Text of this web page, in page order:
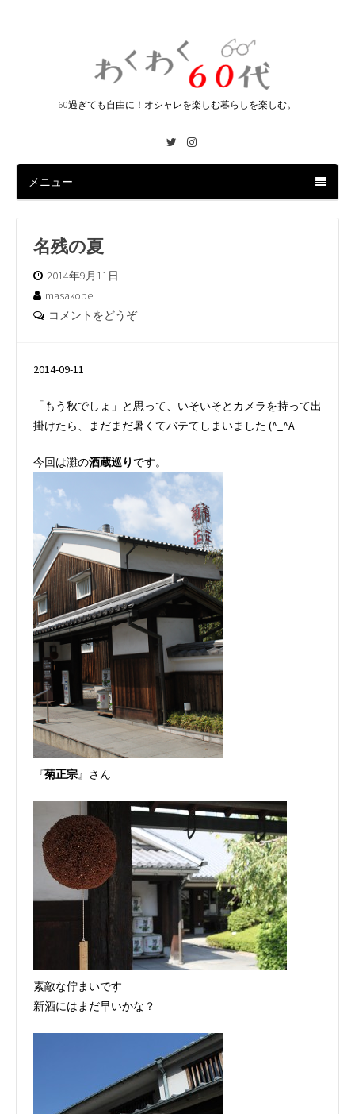
60過ぎても自由に！オシャレを楽しむ暮らしを楽しむ。
TwitterInstagram
メニュー
名残の夏
2014年9月11日
masakobe
コメントをどうぞ
2014-09-11
「もう秋でしょ」と思って、いそいそとカメラを持って出
掛けたら、まだまだ暑くてバテてしまいました (^_^A
今回は灘の酒蔵巡り です。
『菊正宗』さん
素敵な佇まいです
新酒にはまだ早いかな？